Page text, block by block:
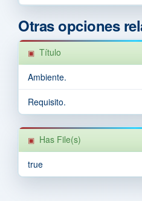
Otras opciones
Título
Ambiente.
Requisito.
Has File(s)
true